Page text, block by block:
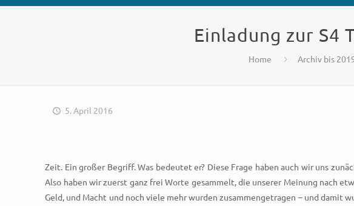
Einladung zur S4
Home Archiv bis
5. April 2016
Zeit. Ein großer Begriff. Was bedeutet er? Diese Frage haben auch wir uns
Also haben wir zuerst ganz frei Worte gesammelt, die unserer Meinung nach
Geld, und Macht und noch viele mehr wurden zusammengetragen – und damit